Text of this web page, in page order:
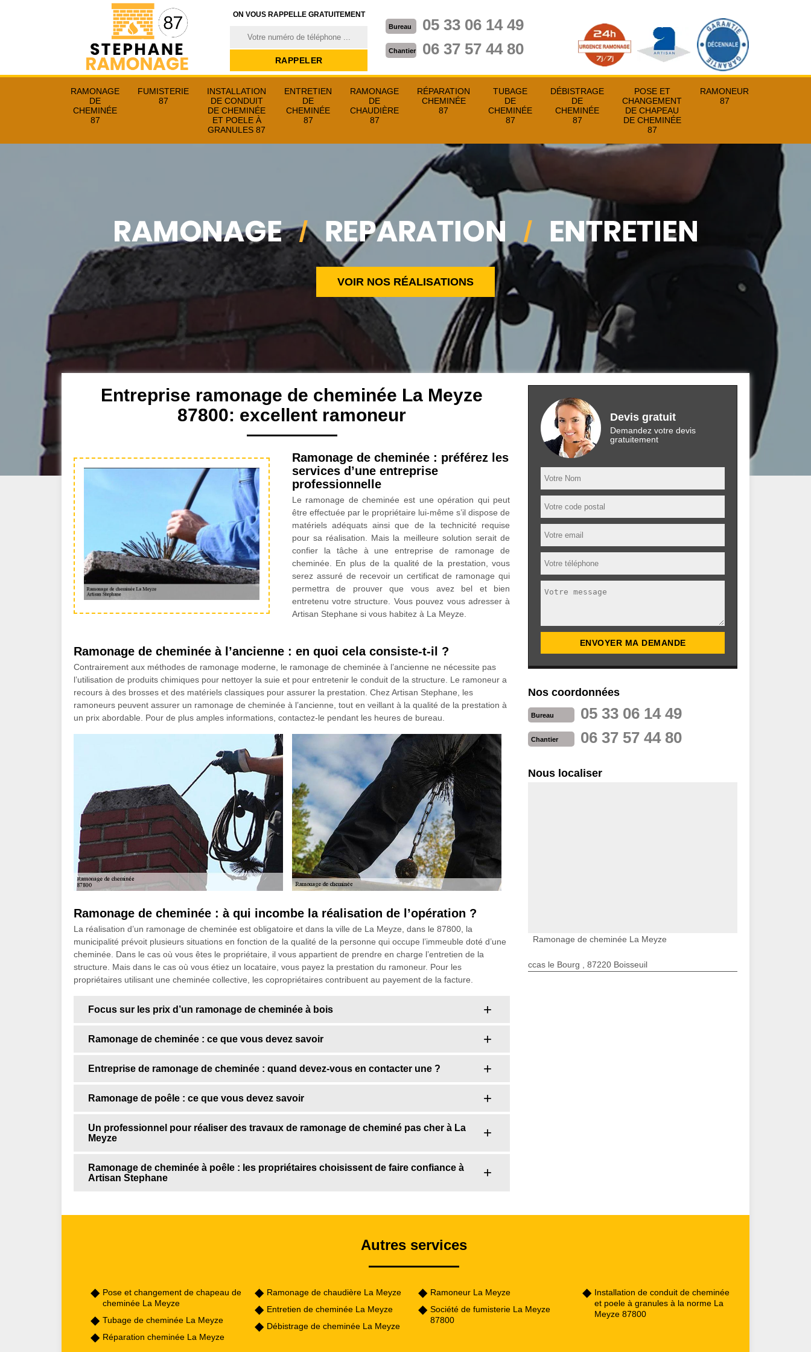
ON VOUS RAPPELLE GRATUITEMENT
Bureau 05 33 06 14 49
Chantier 06 37 57 44 80
RAMONAGE
DE
CHEMINÉE
87
FUMISTERIE
87
INSTALLATION
DE CONDUIT
DE CHEMINÉE
ET POELE À
GRANULES 87
ENTRETIEN
DE
CHEMINÉE
87
RAMONAGE
DE
CHAUDIÈRE
87
RÉPARATION
CHEMINÉE
87
TUBAGE
DE
CHEMINÉE
87
DÉBISTRAGE
DE
CHEMINÉE
87
POSE ET
CHANGEMENT
DE CHAPEAU
DE CHEMINÉE
87
RAMONEUR
87
VOIR NOS RÉALISATIONS
Entreprise ramonage de cheminée La Meyze
87800: excellent ramoneur
Ramonage de cheminée : préférez les
services d’une entreprise
professionnelle
Le ramonage de cheminée est une opération qui peut
être effectuée par le propriétaire lui-même s’il dispose de
matériels adéquats ainsi que de la technicité requise
pour sa réalisation. Mais la meilleure solution serait de
confier la tâche à une entreprise de ramonage de
cheminée. En plus de la qualité de la prestation, vous
serez assuré de recevoir un certificat de ramonage qui
permettra de prouver que vous avez bel et bien
entretenu votre structure. Vous pouvez vous adresser à
Artisan Stephane si vous habitez à La Meyze.
Ramonage de cheminée à l’ancienne : en quoi cela consiste-t-il ?
Contrairement aux méthodes de ramonage moderne, le ramonage de cheminée à l’ancienne ne nécessite pas
l’utilisation de produits chimiques pour nettoyer la suie et pour entretenir le conduit de la structure. Le ramoneur a
recours à des brosses et des matériels classiques pour assurer la prestation. Chez Artisan Stephane, les
ramoneurs peuvent assurer un ramonage de cheminée à l’ancienne, tout en veillant à la qualité de la prestation à
un prix abordable. Pour de plus amples informations, contactez-le pendant les heures de bureau.
Ramonage de cheminée : à qui incombe la réalisation de l’opération ?
La réalisation d’un ramonage de cheminée est obligatoire et dans la ville de La Meyze, dans le 87800, la
municipalité prévoit plusieurs situations en fonction de la qualité de la personne qui occupe l’immeuble doté d’une
cheminée. Dans le cas où vous êtes le propriétaire, il vous appartient de prendre en charge l’entretien de la
structure. Mais dans le cas où vous étiez un locataire, vous payez la prestation du ramoneur. Pour les
propriétaires utilisant une cheminée collective, les copropriétaires contribuent au payement de la facture.
Focus sur les prix d’un ramonage de cheminée à bois
Ramonage de cheminée : ce que vous devez savoir
Entreprise de ramonage de cheminée : quand devez-vous en contacter une ?
Ramonage de poêle : ce que vous devez savoir
Un professionnel pour réaliser des travaux de ramonage de cheminé pas cher à La
Meyze
Ramonage de cheminée à poêle : les propriétaires choisissent de faire confiance à
Artisan Stephane
Devis gratuit
Demandez votre devis
gratuitement
Nos coordonnées
Bureau 05 33 06 14 49
Chantier 06 37 57 44 80
Nous localiser
Ramonage de cheminée La Meyze
ccas le Bourg , 87220 Boisseuil
Autres services
Pose et changement de chapeau de
cheminée La Meyze
Tubage de cheminée La Meyze
Réparation cheminée La Meyze
Ramonage de chaudière La Meyze
Entretien de cheminée La Meyze
Débistrage de cheminée La Meyze
Ramoneur La Meyze
Société de fumisterie La Meyze
87800
Installation de conduit de cheminée
et poele à granules à la norme La
Meyze 87800